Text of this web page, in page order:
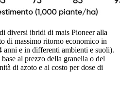
diversi ibridi di mais Pioneer alla
di massimo ritorno economico in
anni e in differenti ambienti e suoli).
al prezzo della granella o del
di azoto e al costo per dose di